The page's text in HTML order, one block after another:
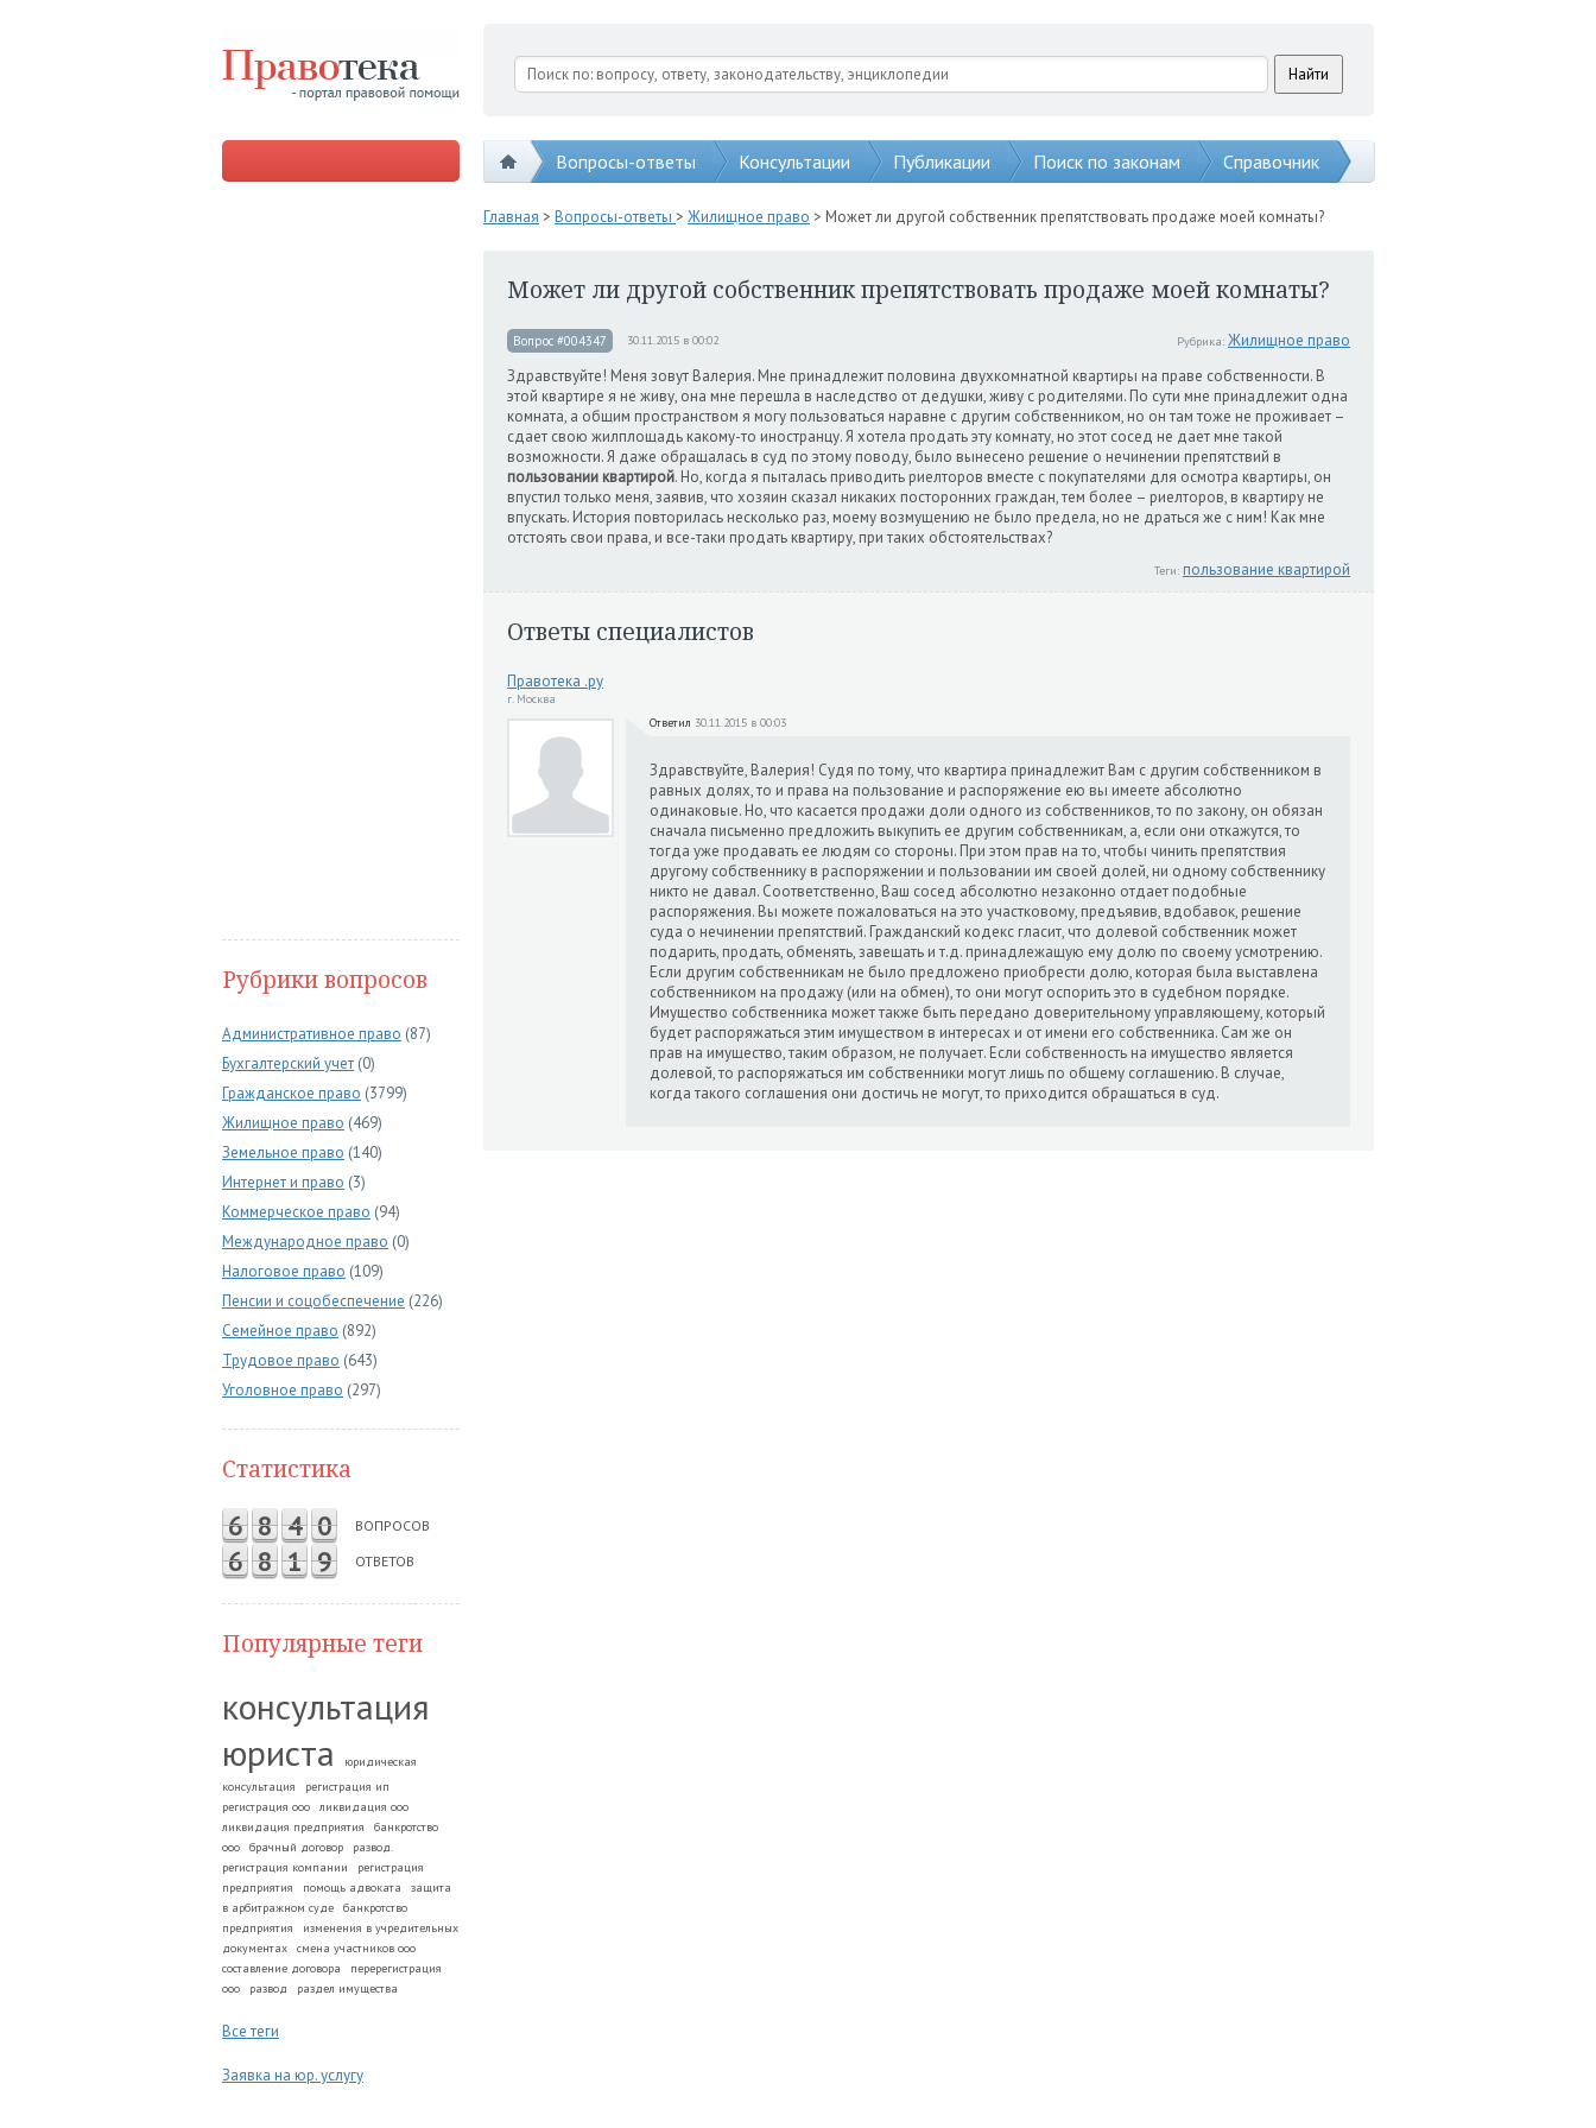
Вопросы-ответы Консультации Публикации Поиск по законам Справочник
Рубрики вопросов
Административное право (87)
Бухгалтерский учет (0)
Гражданское право (3799)
Жилищное право (469)
Земельное право (140)
Интернет и право (3)
Коммерческое право (94)
Международное право (0)
Налоговое право (109)
Пенсии и соцобеспечение (226)
Семейное право (892)
Трудовое право (643)
Уголовное право (297)
Статистика
6 8 4 0 ВОПРОСОВ
6 8 1 9 ОТВЕТОВ
Популярные теги
консультация
юриста
юридическая
консультация
регистрация ип
регистрация ооо
ликвидация ооо
ликвидация предприятия
банкротство
ооо
брачный договор
развод.
регистрация компании
регистрация
предприятия
помощь адвоката
защита
в арбитражном суде
банкротство
предприятия
изменения в учредительных
документах
смена участников ооо
составление договора
перерегистрация
ооо
развод раздел имущества
Все теги
Заявка на юр. услугу
Главная > Вопросы-ответы > Жилищное право > Может ли другой собственник препятствовать продаже моей комнаты?
Может ли другой собственник препятствовать продаже моей комнаты?
Вопрос #004347 30.11.2015 в 00:02 Рубрика: Жилищное право
Здравствуйте! Меня зовут Валерия. Мне принадлежит половина двухкомнатной квартиры на праве собственности. В
этой квартире я не живу, она мне перешла в наследство от дедушки, живу с родителями. По сути мне принадлежит одна
комната, а общим пространством я могу пользоваться наравне с другим собственником, но он там тоже не проживает –
сдает свою жилплощадь какому-то иностранцу. Я хотела продать эту комнату, но этот сосед не дает мне такой
возможности. Я даже обращалась в суд по этому поводу, было вынесено решение о нечинении препятствий в
пользовании квартирой. Но, когда я пыталась приводить риелторов вместе с покупателями для осмотра квартиры, он
впустил только меня, заявив, что хозяин сказал никаких посторонних граждан, тем более – риелторов, в квартиру не
впускать. История повторилась несколько раз, моему возмущению не было предела, но не драться же с ним! Как мне
отстоять свои права, и все-таки продать квартиру, при таких обстоятельствах?
Теги: пользование квартирой
Ответы специалистов
Правотека .ру
г. Москва
Ответил 30.11.2015 в 00:03
Здравствуйте, Валерия! Судя по тому, что квартира принадлежит Вам с другим собственником в
равных долях, то и права на пользование и распоряжение ею вы имеете абсолютно
одинаковые. Но, что касается продажи доли одного из собственников, то по закону, он обязан
сначала письменно предложить выкупить ее другим собственникам, а, если они откажутся, то
тогда уже продавать ее людям со стороны. При этом прав на то, чтобы чинить препятствия
другому собственнику в распоряжении и пользовании им своей долей, ни одному собственнику
никто не давал. Соответственно, Ваш сосед абсолютно незаконно отдает подобные
распоряжения. Вы можете пожаловаться на это участковому, предъявив, вдобавок, решение
суда о нечинении препятствий. Гражданский кодекс гласит, что долевой собственник может
подарить, продать, обменять, завещать и т.д. принадлежащую ему долю по своему усмотрению.
Если другим собственникам не было предложено приобрести долю, которая была выставлена
собственником на продажу (или на обмен), то они могут оспорить это в судебном порядке.
Имущество собственника может также быть передано доверительному управляющему, который
будет распоряжаться этим имуществом в интересах и от имени его собственника. Сам же он
прав на имущество, таким образом, не получает. Если собственность на имущество является
долевой, то распоряжаться им собственники могут лишь по общему соглашению. В случае,
когда такого соглашения они достичь не могут, то приходится обращаться в суд.